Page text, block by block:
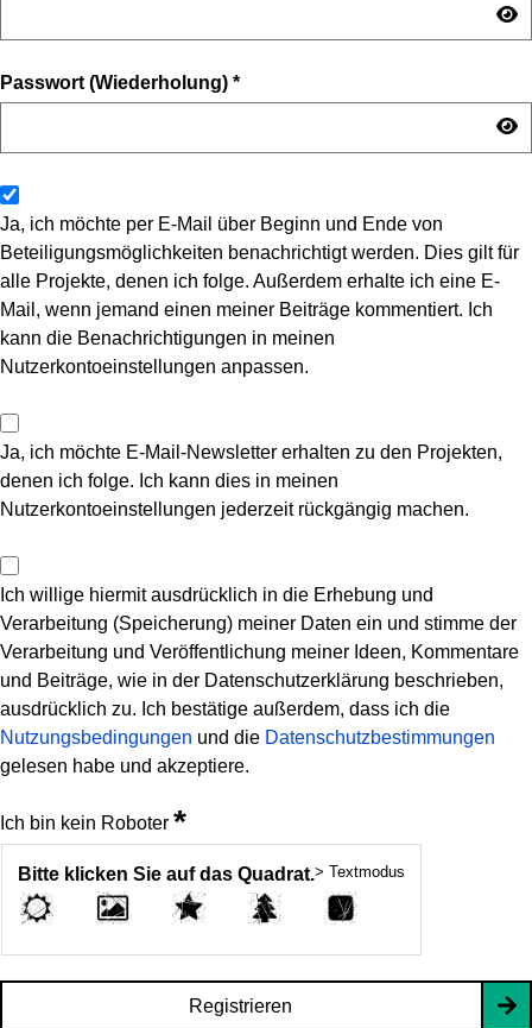
Passwort (Wiederholung) *
Ja, ich möchte per E-Mail über Beginn und Ende von
Beteiligungsmöglichkeiten benachrichtigt werden. Dies gilt für
alle Projekte, denen ich folge. Außerdem erhalte ich eine E-
Mail, wenn jemand einen meiner Beiträge kommentiert. Ich
kann die Benachrichtigungen in meinen
Nutzerkontoeinstellungen anpassen.
Ja, ich möchte E-Mail-Newsletter erhalten zu den Projekten,
denen ich folge. Ich kann dies in meinen
Nutzerkontoeinstellungen jederzeit rückgängig machen.
Ich willige hiermit ausdrücklich in die Erhebung und
Verarbeitung (Speicherung) meiner Daten ein und stimme der
Verarbeitung und Veröffentlichung meiner Ideen, Kommentare
und Beiträge, wie in der Datenschutzerklärung beschrieben,
ausdrücklich zu. Ich bestätige außerdem, dass ich die
Nutzungsbedingungen und die Datenschutzbestimmungen
gelesen habe und akzeptiere.
Ich bin kein Roboter *
Bitte klicken Sie auf das Quadrat.> Textmodus
Registrieren